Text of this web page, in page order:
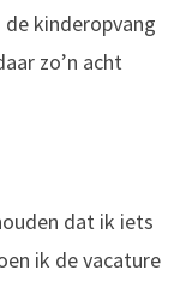
kinderopvang
zo’n acht
dat ik iets
ik de vacature